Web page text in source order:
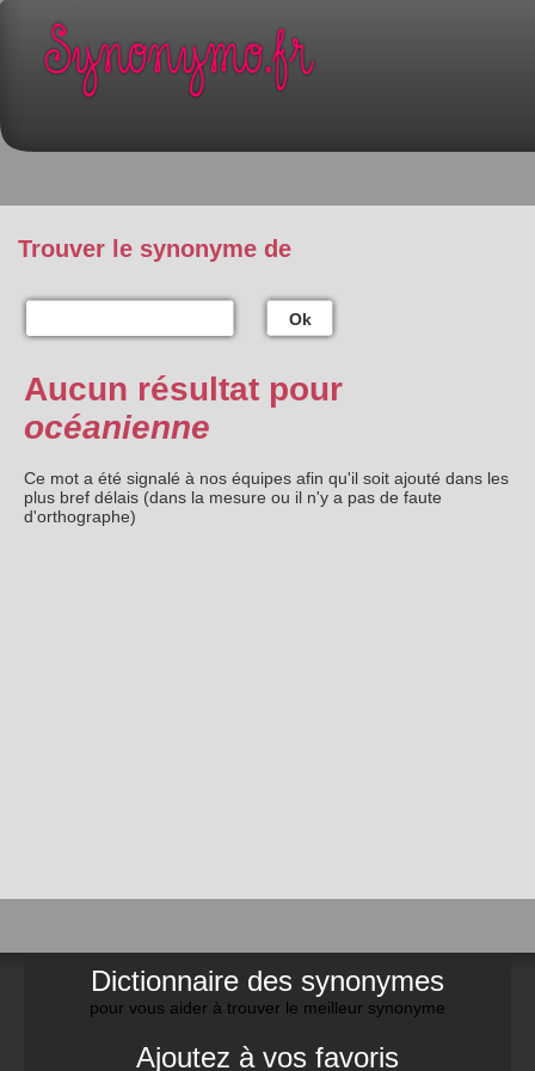
Trouver le synonyme de
Ok
Aucun résultat pour
océanienne
Ce mot a été signalé à nos équipes afin qu'il soit ajouté dans les
plus bref délais (dans la mesure ou il n'y a pas de faute
d'orthographe)
Dictionnaire des synonymes
pour vous aider à trouver le meilleur synonyme
Ajoutez à vos favoris